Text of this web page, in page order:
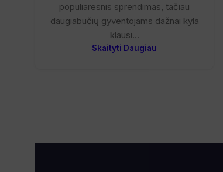
populiaresnis sprendimas, tačiau
daugiabučių gyventojams dažnai kyla
klausi...
Skaityti Daugiau